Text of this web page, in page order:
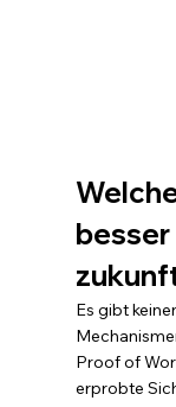
Es gibt
Proof of
erprobte